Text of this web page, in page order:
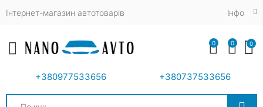
Інтернет-магазин автотоварів Iнфо
Toggle mobile menu
+380977533656 +380737533656
Search
0 0 0